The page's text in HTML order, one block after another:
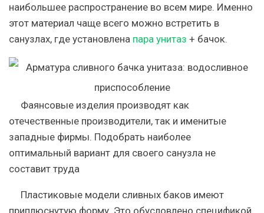
наибольшее распространение во всем мире. Именно
этот материал чаще всего можно встретить в
санузлах, где установлена пара унитаз + бачок.
Фаянсовые изделия производят как
отечественные производители, так и именитые
западные фирмы. Подобрать наиболее
оптимальный вариант для своего санузла не
составит труда
Пластиковые модели сливных баков имеют
приплюснутую форму. Это обусловлено спецификой